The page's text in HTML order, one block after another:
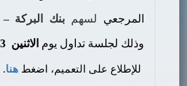
المرجعي لسهم بنك البركة
وذلك لجلسة تداول يوم الاثنين
للإطلاع على التعميم، اضغط هنا.